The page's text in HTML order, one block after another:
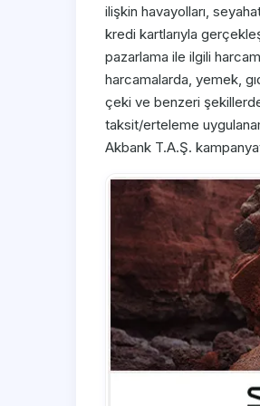
ilişkin havayolları,
kredi kartlarıyla
pazarlama ile ilgili
harcamalarda, yemek,
çeki ve benzeri
taksit/erteleme
Akbank T.A.Ş.